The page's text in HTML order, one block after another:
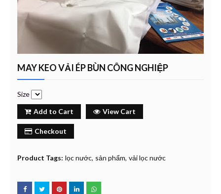
MAY KEO VẢI ÉP BÙN CÔNG NGHIỆP
Size
Add to Cart View Cart
Checkout
Product Tags: lọc nước sản phẩm vải lọc nước